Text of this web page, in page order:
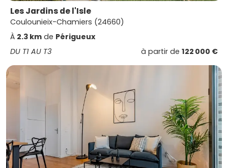
Les Jardins de l'Isle
Coulounieix-Chamiers (24660)
À 2.3 km de Périgueux
DU T1 AU T3
à partir de 122 000 €